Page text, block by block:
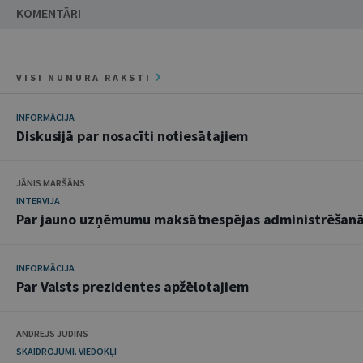
KOMENTĀRI
VISI NUMURA RAKSTI
INFORMĀCIJA
Diskusijā par nosacīti notiesātajiem
JĀNIS MARŠĀNS
INTERVIJA
Par jauno uzņēmumu maksātnespējas
INFORMĀCIJA
Par Valsts prezidentes apžēlotajiem
ANDREJS JUDINS
SKAIDROJUMI. VIEDOKĻI